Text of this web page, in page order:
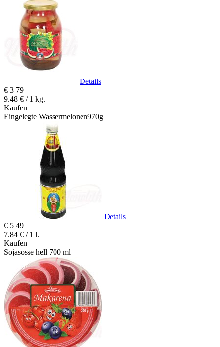
Details
€ 3 79
9.48 € / 1 kg.
Kaufen
Eingelegte Wassermelonen970g
Details
€ 5 49
7.84 € / 1 l.
Kaufen
Sojasosse hell 700 ml